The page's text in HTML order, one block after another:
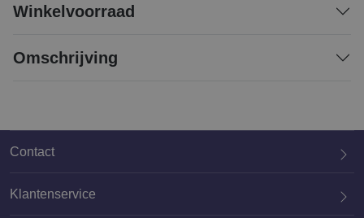
Winkelvoorraad
Omschrijving
Contact
Klantenservice